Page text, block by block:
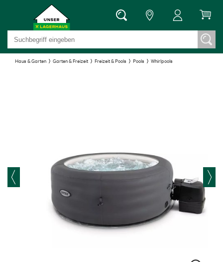
Haus & Garten Garten & Freizeit Freizeit & Pools Pools Whirlpools